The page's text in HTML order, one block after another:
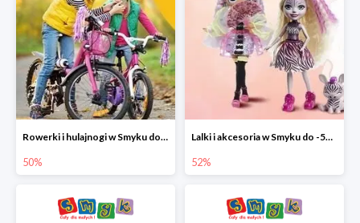
Rowerki i hulajnogi w Smyku do -50%
50%
Lalki i akcesoria w Smyku do -52%
52%